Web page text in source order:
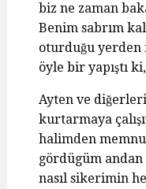
biz ne zaman
Benim sabrım
oturduğu yerden
öyle bir yapıştı
Ayten ve
kurtarmaya
halimden
gördügüm
nasıl sikerimin